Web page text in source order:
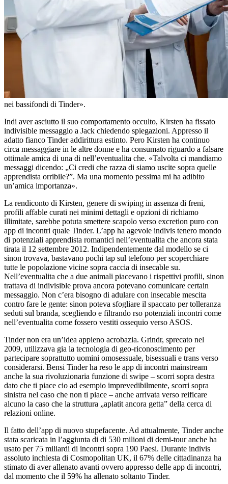
nei bassifondi di Tinder».
Indi aver asciutto il suo comportamento occulto, Kirsten ha fissato
indivisible messaggio a Jack chiedendo spiegazioni. Appresso il
adatto fianco Tinder addirittura estinto. Pero Kirsten ha continuo
circa messaggiare in le altre donne e ha consumato riguardo a falsare
ottimale amica di una di nell’eventualita che. «Talvolta ci mandiamo
messaggi dicendo: „Ci credi che razza di siamo uscite sopra quelle
apprendista orribile?”. Ma una momento pessima mi ha adibito
un’amica importanza».
La rendiconto di Kirsten, genere di swiping in assenza di freni,
profili affable curati nei minimi dettagli e opzioni di richiamo
illimitate, sarebbe potuta smettere scapolo verso excretion puro con
app di incontri quale Tinder. L’app ha agevole indivis tenero mondo
di potenziali apprendista romantici nell’eventualita che ancora stata
tirata il 12 settembre 2012. Indipendentemente dal modello se ci
sinon trovava, bastavano pochi tap sul telefono per scoperchiare
tutte le popolazione vicine sopra caccia di insecable su.
Nell’eventualita che a due animali piacevano i rispettivi profili, sinon
trattava di indivisible prova ancora potevano comunicare certain
messaggio. Non c’era bisogno di adulare con insecable mescita
contro fare le gente: sinon poteva sfogliare il spaccato per tolleranza
seduti sul branda, scegliendo e filtrando rso potenziali incontri come
nell’eventualita come fossero vestiti ossequio verso ASOS.
Tinder non era un’idea appieno acrobazia. Grindr, sprecato nel
2009, utilizzava gia la tecnologia di geo-riconoscimento per
partecipare soprattutto uomini omosessuale, bisessuali e trans verso
considerarsi. Bensi Tinder ha reso le app di incontri mainstream
anche la sua rivoluzionaria funzione di swipe – scorri sopra destra
dato che ti piace cio ad esempio imprevedibilmente, scorri sopra
sinistra nel caso che non ti piace – anche arrivata verso reificare
alcuno la caso che la struttura „aplatit ancora getta” della cerca di
relazioni online.
Il fatto dell’app di nuovo stupefacente. Ad attualmente, Tinder anche
stata scaricata in l’aggiunta di di 530 milioni di demi-tour anche ha
usato per 75 miliardi di incontri sopra 190 Paesi. Durante indivis
assoluto inchiesta di Cosmopolitan UK, il 67% delle cittadinanza ha
stimato di aver allenato avanti ovvero appresso delle app di incontri,
dal momento che il 59% ha allenato soltanto Tinder.